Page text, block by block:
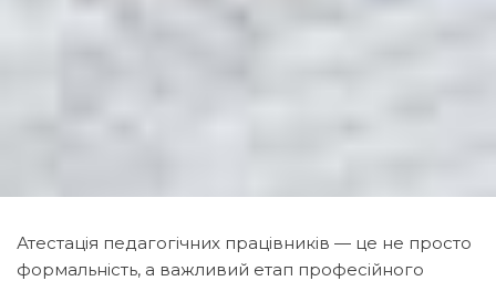
Атестація педагогічних працівників — це не просто
формальність, а важливий етап професійного